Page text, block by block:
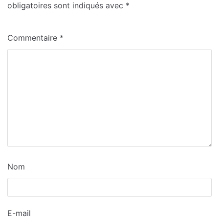
obligatoires sont indiqués avec *
Commentaire *
Nom
E-mail